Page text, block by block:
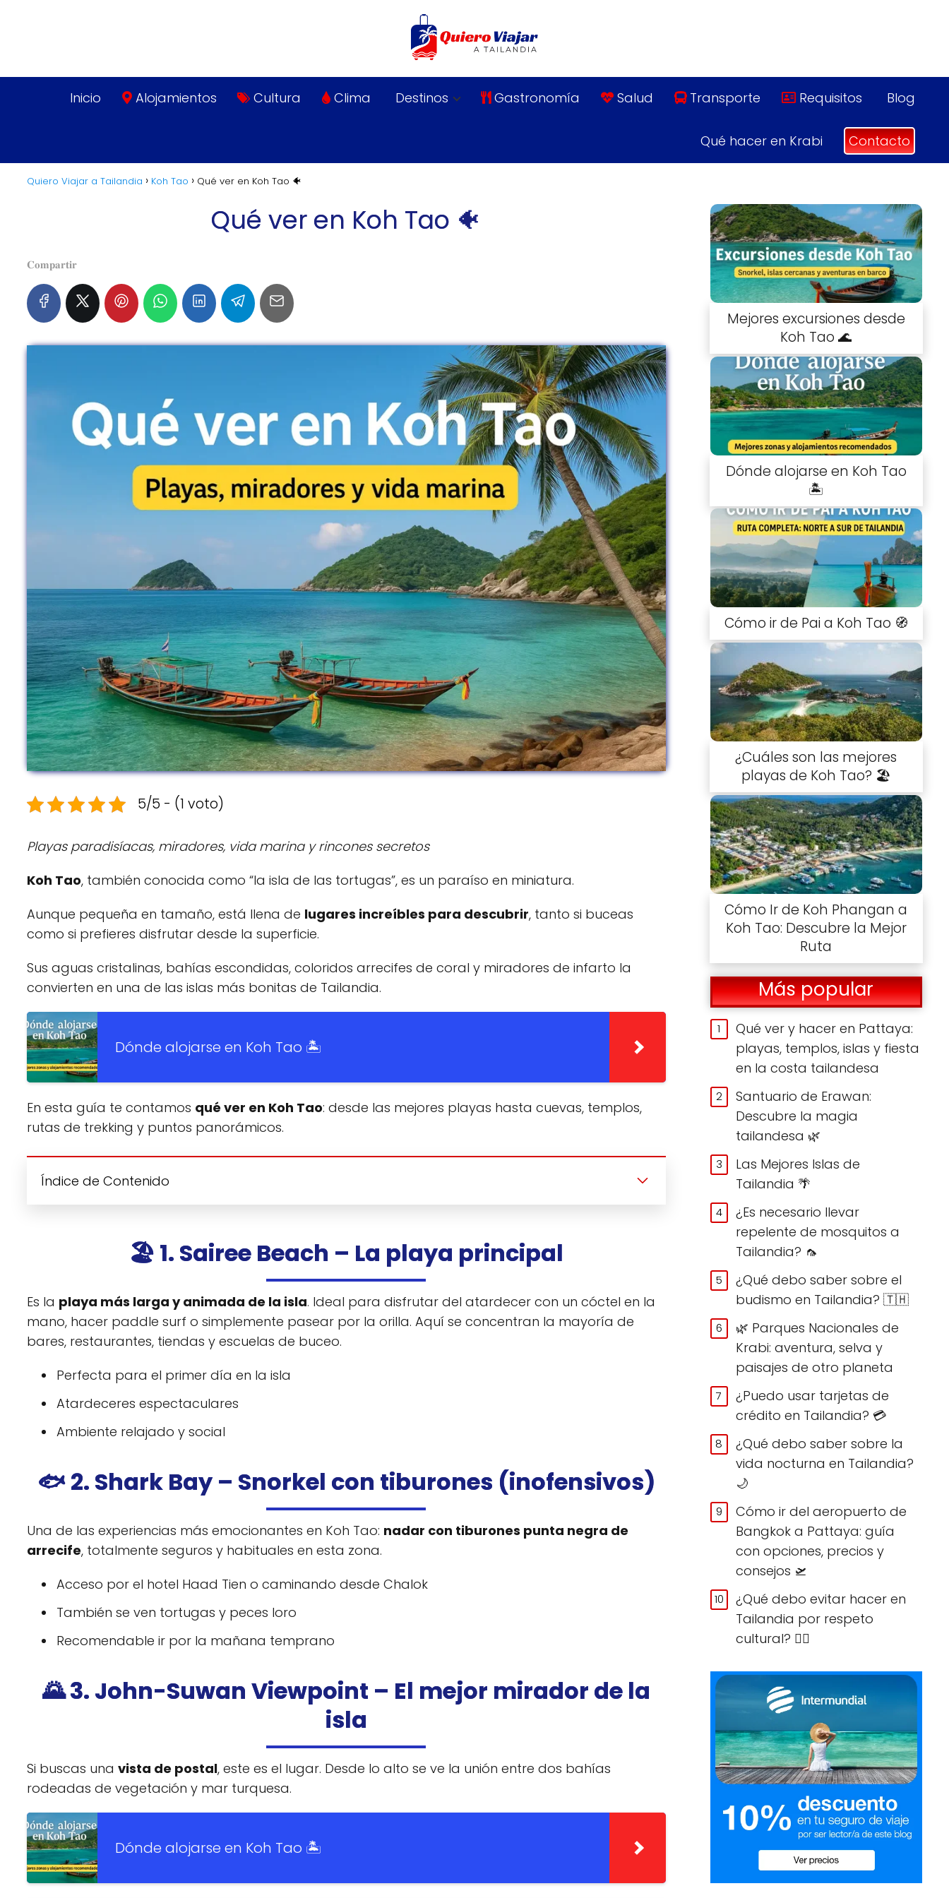
Inicio Alojamientos Cultura Clima Destinos Gastronomía Salud Transporte Requisitos Blog
Qué hacer en Krabi Contacto
Quiero Viajar a Tailandia Koh Tao Qué ver en Koh Tao 🐠
Qué ver en Koh Tao 🐠
𝐂𝐨𝐦𝐩𝐚𝐫𝐭𝐢𝐫
5/5 - (1 voto)
Playas paradisíacas, miradores, vida marina y rincones secretos
Koh Tao, también conocida como “la isla de las tortugas”, es un paraíso en miniatura.
Aunque pequeña en tamaño, está llena de lugares increíbles para descubrir, tanto si buceas
como si prefieres disfrutar desde la superficie.
Sus aguas cristalinas, bahías escondidas, coloridos arrecifes de coral y miradores de infarto la
convierten en una de las islas más bonitas de Tailandia.
Dónde alojarse en Koh Tao 🏝️
En esta guía te contamos qué ver en Koh Tao: desde las mejores playas hasta cuevas, templos,
rutas de trekking y puntos panorámicos.
Índice de Contenido
🏖️ 1. Sairee Beach – La playa principal
Es la playa más larga y animada de la isla. Ideal para disfrutar del atardecer con un cóctel en la
mano, hacer paddle surf o simplemente pasear por la orilla. Aquí se concentran la mayoría de
bares, restaurantes, tiendas y escuelas de buceo.
Perfecta para el primer día en la isla
Atardeceres espectaculares
Ambiente relajado y social
🐟 2. Shark Bay – Snorkel con tiburones (inofensivos)
Una de las experiencias más emocionantes en Koh Tao: nadar con tiburones punta negra de
arrecife, totalmente seguros y habituales en esta zona.
Acceso por el hotel Haad Tien o caminando desde Chalok
También se ven tortugas y peces loro
Recomendable ir por la mañana temprano
🌄 3. John-Suwan Viewpoint – El mejor mirador de la
isla
Si buscas una vista de postal, este es el lugar. Desde lo alto se ve la unión entre dos bahías
rodeadas de vegetación y mar turquesa.
Dónde alojarse en Koh Tao 🏝️
Mejores excursiones desde
Koh Tao 🌊
Dónde alojarse en Koh Tao
🏝️
Cómo ir de Pai a Koh Tao 🧭
¿Cuáles son las mejores
playas de Koh Tao? 🏖️
Cómo Ir de Koh Phangan a
Koh Tao: Descubre la Mejor
Ruta
Más popular
Qué ver y hacer en Pattaya:
playas, templos, islas y fiesta
en la costa tailandesa
Santuario de Erawan:
Descubre la magia
tailandesa 🌿
Las Mejores Islas de
Tailandia 🌴
¿Es necesario llevar
repelente de mosquitos a
Tailandia? 🦟
¿Qué debo saber sobre el
budismo en Tailandia? 🇹🇭
🌿 Parques Nacionales de
Krabi: aventura, selva y
paisajes de otro planeta
¿Puedo usar tarjetas de
crédito en Tailandia? 💳
¿Qué debo saber sobre la
vida nocturna en Tailandia?
🌙
Cómo ir del aeropuerto de
Bangkok a Pattaya: guía
con opciones, precios y
consejos 🛫
¿Qué debo evitar hacer en
Tailandia por respeto
cultural? 🙅‍♀️